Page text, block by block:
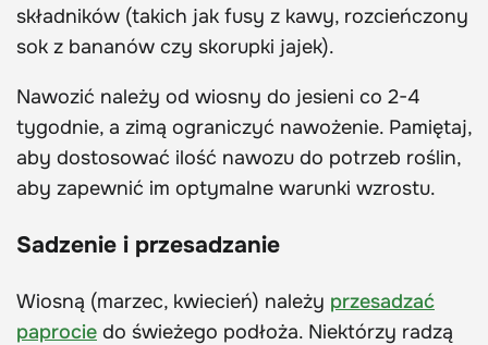
składników (takich jak fusy z kawy, rozcieńczony
sok z bananów czy skorupki jajek).
Nawozić należy od wiosny do jesieni co 2-4
tygodnie, a zimą ograniczyć nawożenie. Pamiętaj,
aby dostosować ilość nawozu do potrzeb roślin,
aby zapewnić im optymalne warunki wzrostu.
Sadzenie i przesadzanie
Wiosną (marzec, kwiecień) należy przesadzać
paprocie do świeżego podłoża. Niektórzy radzą